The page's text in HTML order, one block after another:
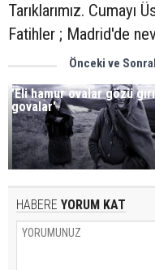
Tarıklarımız. Cumayı
Fatihler ; Madrid'de
Önceki ve
'Eli hamur ovalar gözü
govalar'
HABERE YORUM KAT